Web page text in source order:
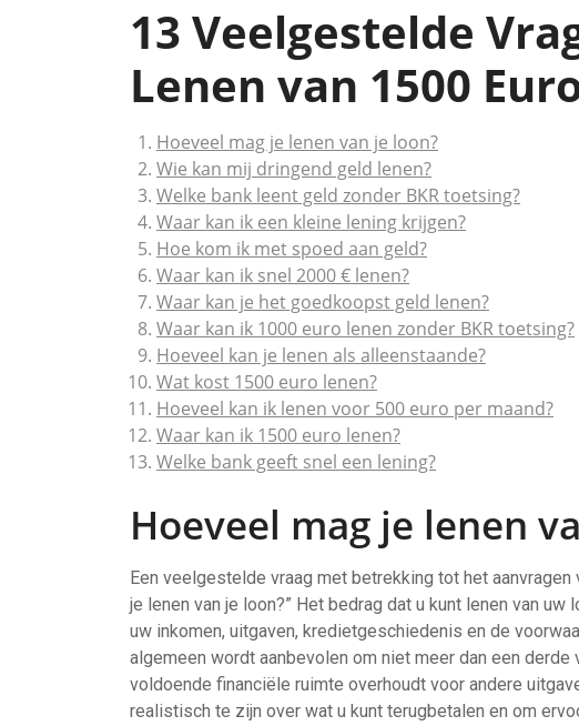
13 Veelgestelde
Lenen van 1500
Hoeveel mag je lenen van je loon?
Wie kan mij dringend geld lenen?
Welke bank leent geld zonder BKR toetsing?
Waar kan ik een kleine lening krijgen?
Hoe kom ik met spoed aan geld?
Waar kan ik snel 2000 € lenen?
Waar kan je het goedkoopst geld lenen?
Waar kan ik 1000 euro lenen zonder BKR toetsing?
Hoeveel kan je lenen als alleenstaande?
Wat kost 1500 euro lenen?
Hoeveel kan ik lenen voor 500 euro per maand?
Waar kan ik 1500 euro lenen?
Welke bank geeft snel een lening?
Hoeveel mag je lenen
Een veelgestelde vraag met betrekking tot het aanvragen
je lenen van je loon?” Het bedrag dat u kunt lenen van
uw inkomen, uitgaven, kredietgeschiedenis en de
algemeen wordt aanbevolen om niet meer dan een
voldoende financiële ruimte overhoudt voor andere
realistisch te zijn over wat u kunt terugbetalen en om